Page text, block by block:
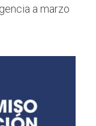
a marzo